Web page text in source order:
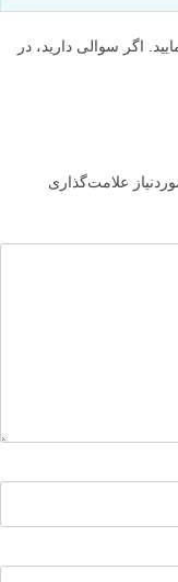
اگر سوالی دارید، در
علامت‌گذاری